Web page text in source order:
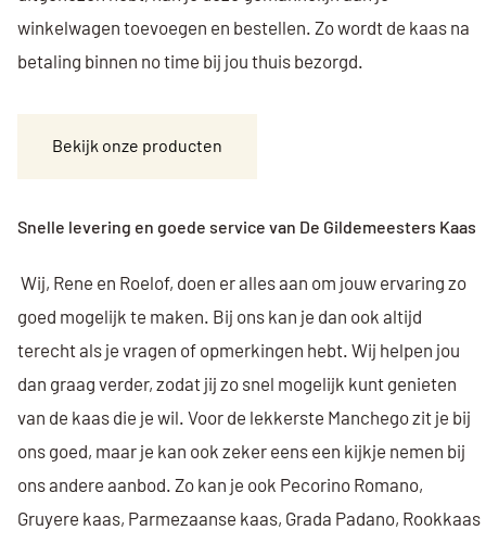
winkelwagen toevoegen en bestellen. Zo wordt de kaas na
betaling binnen no time bij jou thuis bezorgd.
Bekijk onze producten
Snelle levering en goede service van De Gildemeesters Kaas
Wij, Rene en Roelof, doen er alles aan om jouw ervaring zo
goed mogelijk te maken. Bij ons kan je dan ook altijd
terecht als je vragen of opmerkingen hebt. Wij helpen jou
dan graag verder, zodat jij zo snel mogelijk kunt genieten
van de kaas die je wil. Voor de lekkerste Manchego zit je bij
ons goed, maar je kan ook zeker eens een kijkje nemen bij
ons andere aanbod. Zo kan je ook Pecorino Romano,
Gruyere kaas, Parmezaanse kaas, Grada Padano, Rookkaas